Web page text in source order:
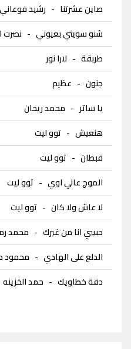
صاين عشرتنا - رشيد فوعاني
شنو سويتي بعيوني - نصرت
طربقة - لارا نور
جنون - عظيم
يا ساتر - محمد ريحان
هنعيش - توو ليت
قبطان - توو ليت
الموج عالي اوي - توو ليت
لا عاش ولا كان - توو ليت
حبيبي انا من غيرك - محمد
الدلع على الهادي - محمود
دقة خطاويك - حمد الخزينه